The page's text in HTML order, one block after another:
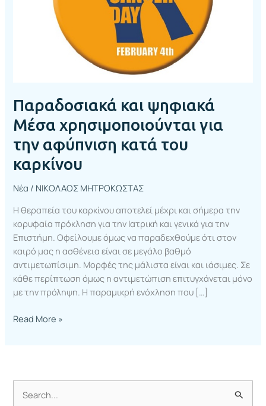
Παραδοσιακά και ψηφιακά
Μέσα χρησιμοποιούνται για
την αφύπνιση κατά του
καρκίνου
Νέα / ΝΙΚΟΛΑΟΣ ΜΗΤΡΟΚΩΣΤΑΣ
Η θεραπεία του καρκίνου αποτελεί μέχρι και σήμερα την
κορυφαία πρόκληση για την Ιατρική και γενικά για την
Επιστήμη. Οφείλουμε όμως να παραδεχθούμε ότι στον
καιρό μας η ασθένεια είναι σε μεγάλο βαθμό
αντιμετωπίσιμη. Μορφές της μάλιστα είναι και ιάσιμες. Σε
κάθε περίπτωση όμως η αντιμετώπιση επιτυγχάνεται μόνο
με την πρόληψη. Η παραμικρή ενόχληση που […]
αφύπνιση
Read More »